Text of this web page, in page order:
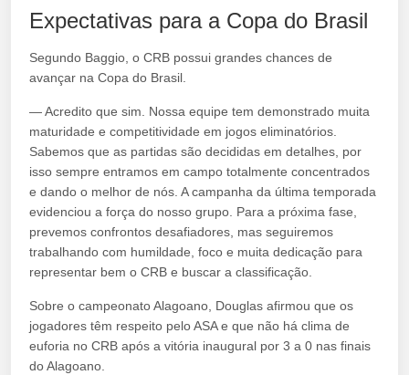
Expectativas para a Copa do Brasil
Segundo Baggio, o CRB possui grandes chances de
avançar na Copa do Brasil.
— Acredito que sim. Nossa equipe tem demonstrado muita
maturidade e competitividade em jogos eliminatórios.
Sabemos que as partidas são decididas em detalhes, por
isso sempre entramos em campo totalmente concentrados
e dando o melhor de nós. A campanha da última temporada
evidenciou a força do nosso grupo. Para a próxima fase,
prevemos confrontos desafiadores, mas seguiremos
trabalhando com humildade, foco e muita dedicação para
representar bem o CRB e buscar a classificação.
Sobre o campeonato Alagoano, Douglas afirmou que os
jogadores têm respeito pelo ASA e que não há clima de
euforia no CRB após a vitória inaugural por 3 a 0 nas finais
do Alagoano.